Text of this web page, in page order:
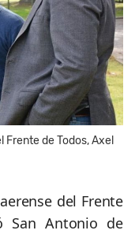
de Todos, Axel
del Frente
San Antonio de